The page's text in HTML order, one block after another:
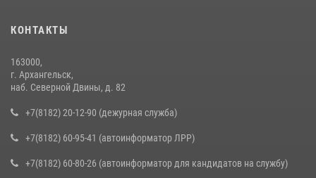
КОНТАКТЫ
163000,
г. Архангельск,
наб. Северной Двины, д. 82
+7(8182) 20-12-90 (дежурная служба)
+7(8182) 60-95-41 (автоинформатор ЛРР)
+7(8182) 60-80-26 (автоинформатор для кандидатов на службу)